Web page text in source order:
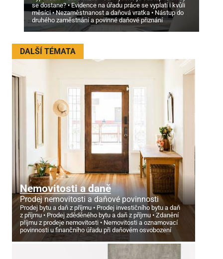
se dostane?
Evidence na úřadu práce se vyplatí i kvůli
měsíci
Nezaměstnanost a daňová vratka
Nástup do
druhého zaměstnání a povinné daňové přiznání
DALŠÍ TÉMATA
Nemovitosti a daně
Prodej nemovitosti a daňové povinnosti
Prodej bytu a daň z příjmu
Prodej investičního bytu a daň
z příjmu
Prodej zděděného bytu a daň z příjmu
Zdanění
příjmu z prodeje nemovitosti
Nemovitosti a oznamovací
povinnosti u finančního úřadu při daňovém osvobození